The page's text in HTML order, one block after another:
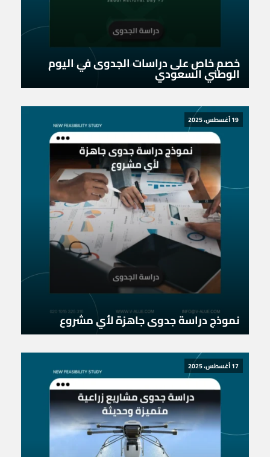
خصم خاص على دراسات الجدوى في اليوم
الوطني السعودي
19 أغسطس، 2025
نموذج دراسة جدوى جاهزة لأي مشروع
17 أغسطس، 2025